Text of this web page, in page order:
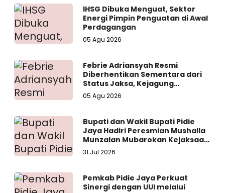
IHSG Dibuka Menguat, Sektor
Energi Pimpin Penguatan di Awal
Perdagangan
05 Agu 2026
Febrie Adriansyah Resmi
Diberhentikan Sementara dari
Status Jaksa, Kejagung
Persilakan Ajukan Praperadilan
05 Agu 2026
Bupati dan Wakil Bupati Pidie
Jaya Hadiri Peresmian Mushalla
Munzalan Mubarokan Kejaksaan
Negeri Pidie Jaya
31 Jul 2026
Pemkab Pidie Jaya Perkuat
Sinergi dengan UUI melalui